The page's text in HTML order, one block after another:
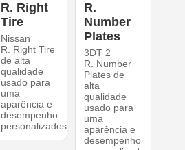
R. Right
Tire
Nissan
R. Right Tire
de alta
qualidade
usado para
uma
aparência e
desempenho
personalizados.
R.
Number
Plates
3DT 2
R. Number
Plates de
alta
qualidade
usado para
uma
aparência e
desempenho